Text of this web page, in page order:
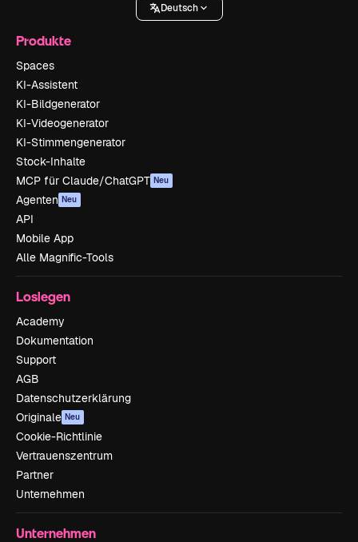
Deutsch
Produkte
Spaces
KI-Assistent
KI-Bildgenerator
KI-Videogenerator
KI-Stimmengenerator
Stock-Inhalte
MCP für Claude/ChatGPT Neu
Agenten Neu
API
Mobile App
Alle Magnific-Tools
Loslegen
Academy
Dokumentation
Support
AGB
Datenschutzerklärung
Originale Neu
Cookie-Richtlinie
Vertrauenszentrum
Partner
Unternehmen
Unternehmen